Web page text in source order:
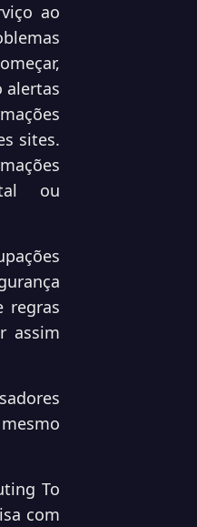
ao
alertas
sites.
ou
regras
assim
To
com